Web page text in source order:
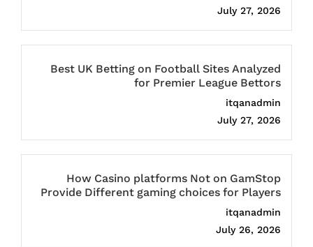
July 27, 2026
Best UK Betting on Football Sites Analyzed
for Premier League Bettors
itqanadmin
July 27, 2026
How Casino platforms Not on GamStop
Provide Different gaming choices for Players
itqanadmin
July 26, 2026